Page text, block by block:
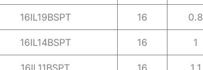
16IL19BSPT 16 0.8
16IL14BSPT 16 1